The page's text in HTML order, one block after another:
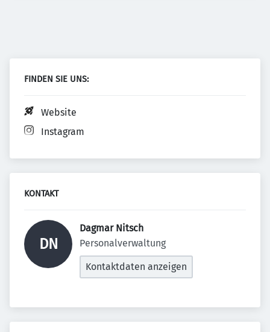
FINDEN SIE UNS:
Website
Instagram
KONTAKT
DN
Dagmar Nitsch
Personalverwaltung
Kontaktdaten anzeigen